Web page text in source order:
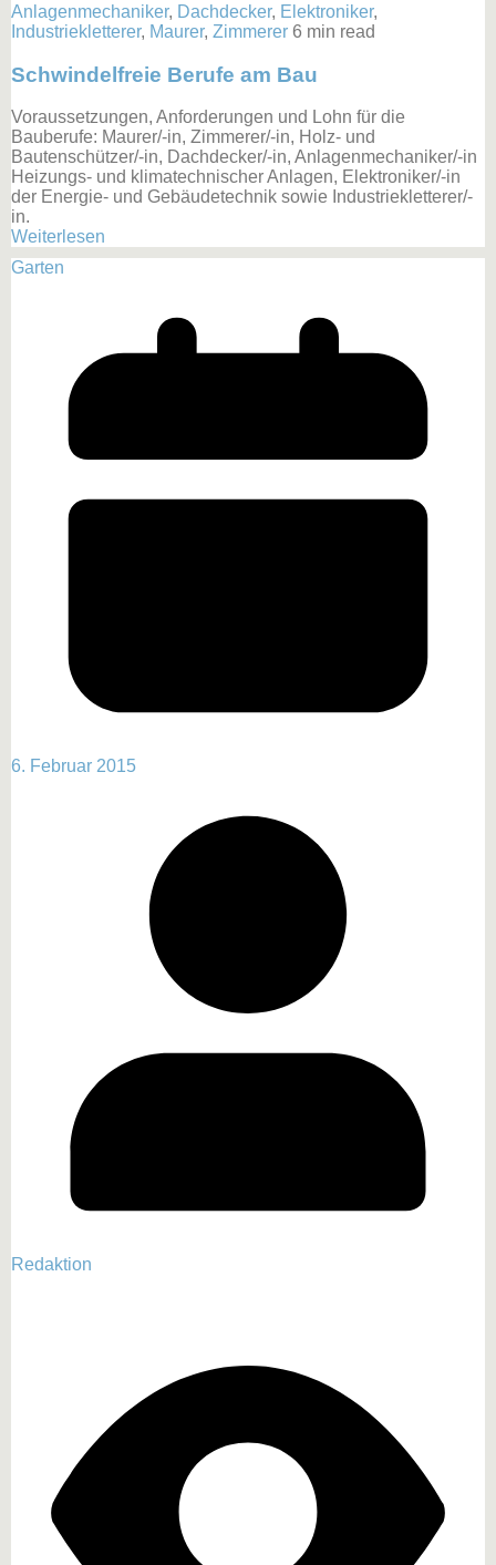
Anlagenmechaniker, Dachdecker, Elektroniker,
Industriekletterer, Maurer, Zimmerer 6 min read
Schwindelfreie Berufe am Bau
Voraussetzungen, Anforderungen und Lohn für die
Bauberufe: Maurer/-in, Zimmerer/-in, Holz- und
Bautenschützer/-in, Dachdecker/-in, Anlagenmechaniker/-in
Heizungs- und klimatechnischer Anlagen, Elektroniker/-in
der Energie- und Gebäudetechnik sowie Industriekletterer/-
in.
Weiterlesen
Garten
6. Februar 2015
Redaktion